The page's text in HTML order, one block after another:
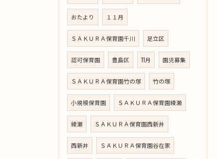
おたより １１月
ＳＡＫＵＲＡ保育園千川 足立区
認可保育園 豊島区 11月 園児募集
ＳＡＫＵＲＡ保育園竹の塚 竹の塚
小規模保育園 ＳＡＫＵＲＡ保育園綾瀬
綾瀬 ＳＡＫＵＲＡ保育園西新井
西新井 ＳＡＫＵＲＡ保育園谷在家